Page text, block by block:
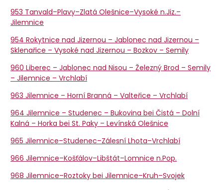
953 Tanvald–Plavy–Zlatá Olešnice–Vysoké n.Jiz.–
Jilemnice
954 Rokytnice nad Jizernou – Jablonec nad Jizernou –
Sklenařice – Vysoké nad Jizernou – Bozkov – Semily
960 Liberec – Jablonec nad Nisou – Železný Brod – Semily
– Jilemnice – Vrchlabí
963 Jilemnice – Horní Branná – Valteřice – Vrchlabí
964 Jilemnice – Studenec – Bukovina bei Čistá – Dolní
Kalná – Horka bei St. Paky – Levínská Olešnice
965 Jilemnice–Studenec–Zálesní Lhota–Vrchlabí
966 Jilemnice–Košťálov–Libštát–Lomnice n.Pop.
968 Jilemnice–Roztoky bei Jilemnice–Kruh–Svojek